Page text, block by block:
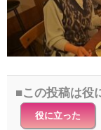
この投稿は役
役に立った